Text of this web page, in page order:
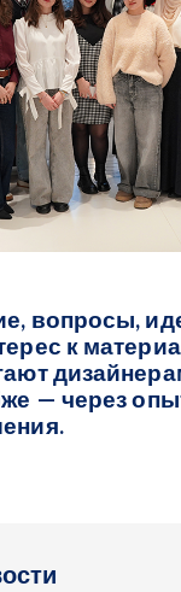
вопросы,
к
— через